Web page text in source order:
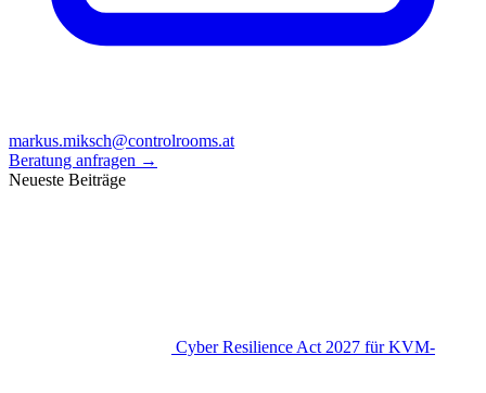
markus.miksch@controlrooms.at
Beratung anfragen →
Neueste Beiträge
Cyber Resilience Act 2027 für KVM-